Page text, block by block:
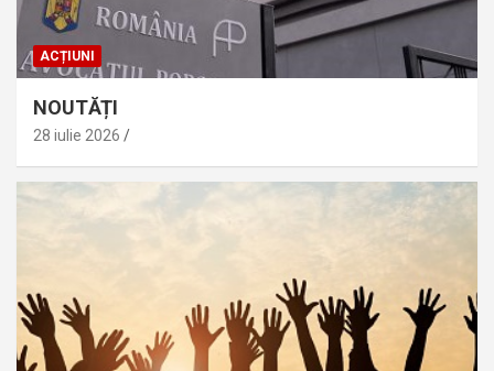
ACȚIUNI
NOUTĂȚI
28 iulie 2026